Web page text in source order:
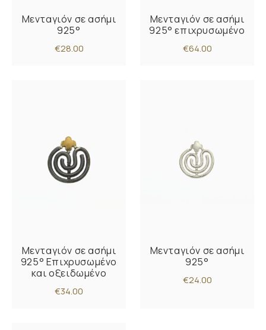
Μενταγιόν σε ασήμι
925°
€28.00
Μενταγιόν σε ασήμι
925° επιχρυσωμένο
€64.00
Μενταγιόν σε ασήμι
925° Επιχρυσωμένο
και οξειδωμένο
€34.00
Μενταγιόν σε ασήμι
925°
€24.00